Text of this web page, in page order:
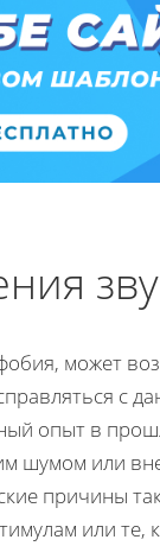
может
с
опыт в
шумом или
причины
или те,